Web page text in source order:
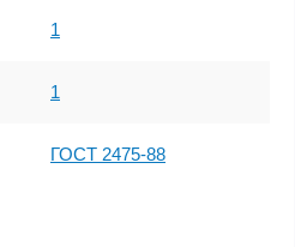
1
1
ГОСТ 2475-88